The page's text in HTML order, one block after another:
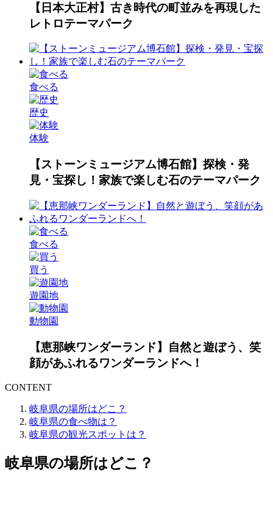
【日本大正村】古き時代の町並みを再現した
レトロテーマパーク
食べる
歴史
体験
【ストーンミュージアム博石館】探検・発
見・宝探し！家族で楽しむ石のテーマパーク
食べる
買う
遊園地
動物園
【恵那峡ワンダーランド】自然と遊ぼう、笑
顔があふれるワンダーランドへ！
CONTENT
岐阜県の場所はどこ？
岐阜県の食べ物は？
岐阜県の観光スポットは？
岐阜県の場所はどこ？